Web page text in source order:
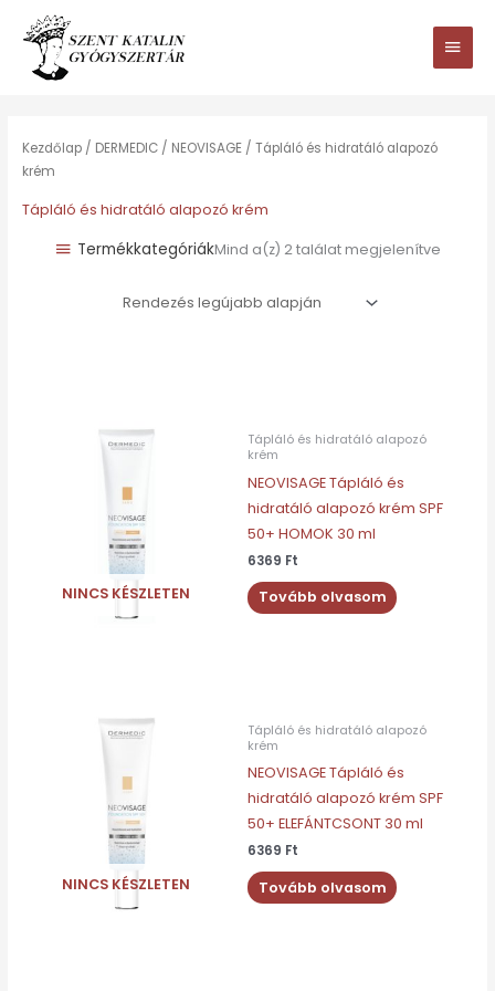
tartalomhoz
Main
Menu
Kezdőlap/ DERMEDIC/ NEOVISAGE/ Tápláló és hidratáló alapozó
krém
Tápláló és hidratáló alapozó krém
TermékkategóriákMind a(z) 2 találat megjelenítve
NINCS KÉSZLETEN
Tápláló és hidratáló alapozó
krém
NEOVISAGE Tápláló és
hidratáló alapozó krém SPF
50+ HOMOK 30 ml
6369 Ft
Tovább olvasom
NINCS KÉSZLETEN
Tápláló és hidratáló alapozó
krém
NEOVISAGE Tápláló és
hidratáló alapozó krém SPF
50+ ELEFÁNTCSONT 30 ml
6369 Ft
Tovább olvasom